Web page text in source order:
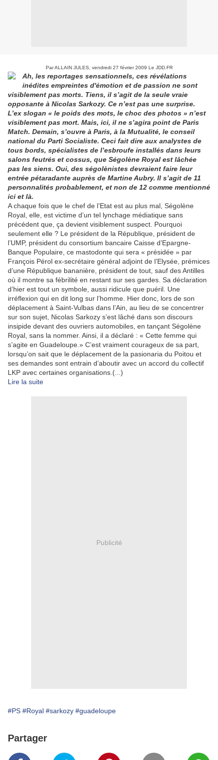
Par ALLAIN JULES, vendredi 27 février 2009 Le JDD.FR
Ah, les reportages sensationnels, ces révélations
inédites empreintes d'émotion et de passion ne sont
visiblement pas morts. Tiens, il s’agit de la seule vraie
opposante à Nicolas Sarkozy. Ce n’est pas une surprise.
L’ex slogan « le poids des mots, le choc des photos » n’est
visiblement pas mort. Mais, ici, il ne s’agira point de Paris
Match. Demain, s’ouvre à Paris, à la Mutualité, le conseil
national du Parti Socialiste. Ceci fait dire aux analystes de
tous bords, spécialistes de l’esbroufe installés dans leurs
salons feutrés et cossus, que Ségolène Royal est lâchée
pas les siens. Oui, des ségolènistes devraient faire leur
entrée pétaradante auprès de Martine Aubry. Il s’agit de 11
personnalités probablement, et non de 12 comme mentionné
ici et là.
A chaque fois que le chef de l’Etat est au plus mal, Ségolène
Royal, elle, est victime d’un tel lynchage médiatique sans
précédent que, ça devient visiblement suspect. Pourquoi
seulement elle ? Le président de la République, président de
l’UMP, président du consortium bancaire Caisse d’Epargne-
Banque Populaire, ce mastodonte qui sera « présidée » par
François Pérol ex-secrétaire général adjoint de l’Elysée, prémices
d’une République bananière, président de tout, sauf des Antilles
où il montre sa fébrilité en restant sur ses gardes. Sa déclaration
d’hier est tout un symbole, aussi ridicule que puéril. Une
irréflexion qui en dit long sur l’homme. Hier donc, lors de son
déplacement à Saint-Vulbas dans l’Ain, au lieu de se concentrer
sur son sujet, Nicolas Sarkozy s’est lâché dans son discours
insipide devant des ouvriers automobiles, en tançant Ségolène
Royal, sans la nommer. Ainsi, il a déclaré : « Cette femme qui
s’agite en Guadeloupe.» C’est vraiment courageux de sa part,
lorsqu’on sait que le déplacement de la pasionaria du Poitou et
ses demandes sont entrain d’aboutir avec un accord du collectif
LKP avec certaines organisations.(...)
Lire la suite
Publicité
#PS #Royal #sarkozy #guadeloupe
Partager